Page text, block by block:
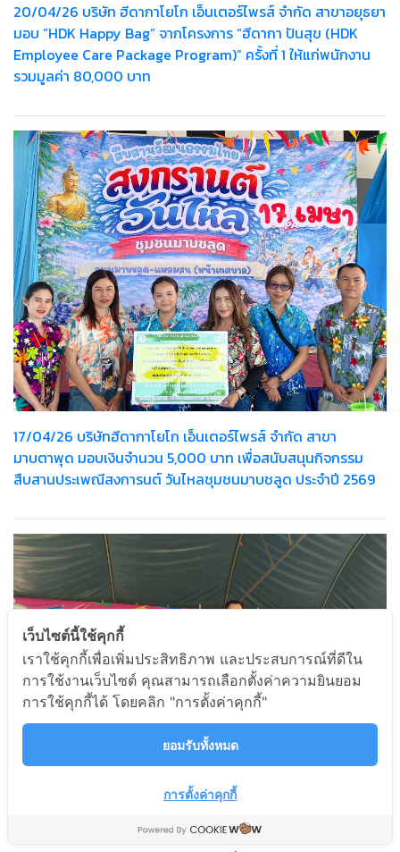
20/04/26 บริษัท ฮีดากาโยโก เอ็นเตอร์ไพรส์ จำกัด สาขาอยุธยา
มอบ “HDK Happy Bag” จากโครงการ “ฮีดากา ปันสุข (HDK
Employee Care Package Program)” ครั้งที่ 1 ให้แก่พนักงาน
รวมมูลค่า 80,000 บาท
17/04/26 บริษัทฮีดากาโยโก เอ็นเตอร์ไพรส์ จำกัด สาขา
มาบตาพุด มอบเงินจำนวน 5,000 บาท เพื่อสนับสนุนกิจกรรม
สืบสานประเพณีสงการนต์ วันไหลชุมชนมาบชลูด ประจำปี 2569
4/04/26 บริษัทฮีดากาโยโก เอ็นเตอร์ไพรส์ จำกัด สาขาบ่อวิน
เว็บไซต์นี้ใช้คุกกี้
เราใช้คุกกี้เพื่อเพิ่มประสิทธิภาพ และประสบการณ์ที่ดีใน
การใช้งานเว็บไซต์ คุณสามารถเลือกตั้งค่าความยินยอม
การใช้คุกกี้ได้ โดยคลิก "การตั้งค่าคุกกี้"
ยอมรับทั้งหมด
การตั้งค่าคุกกี้